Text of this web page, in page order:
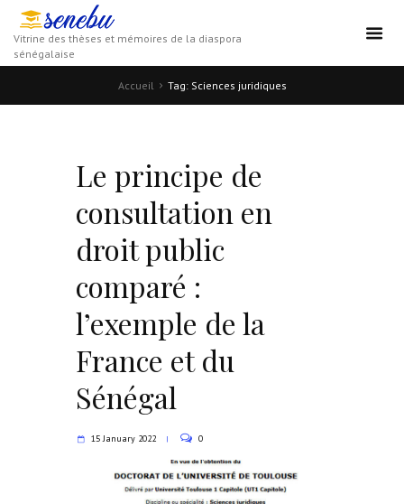
Vitrine des thèses et mémoires de la diaspora
sénégalaise
Accueil Tag: Sciences juridiques
Le principe de
consultation en
droit public
comparé :
l’exemple de la
France et du
Sénégal
15 January 2022 0